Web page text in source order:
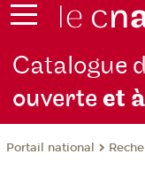
Catalogue
ouverteet
Portail national